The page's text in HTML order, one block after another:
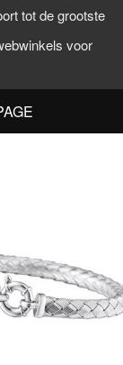
tot de grootste
voor